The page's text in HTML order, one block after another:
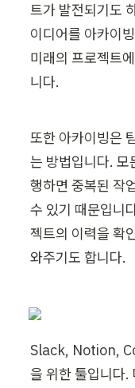
트가 발전되기도
이디어를 아카이
미래의 프로젝트
니다.
또한 아카이빙은
는 방법입니다. 모
행하면 중복된 작
수 있기 때문입니
젝트의 이력을 확
와주기도 합니다.
Slack, Notion,
을 위한 툴입니다.